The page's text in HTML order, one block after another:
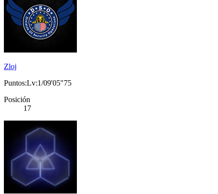
Zloj
Puntos:Lv:1/09'05"75
Posición
17